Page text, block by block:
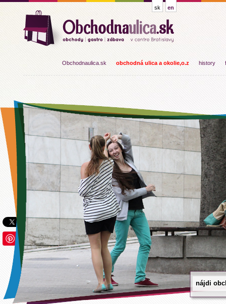
Save
sk en
Obchodnaulica.sk obchodná ulica a okolie,o.z history